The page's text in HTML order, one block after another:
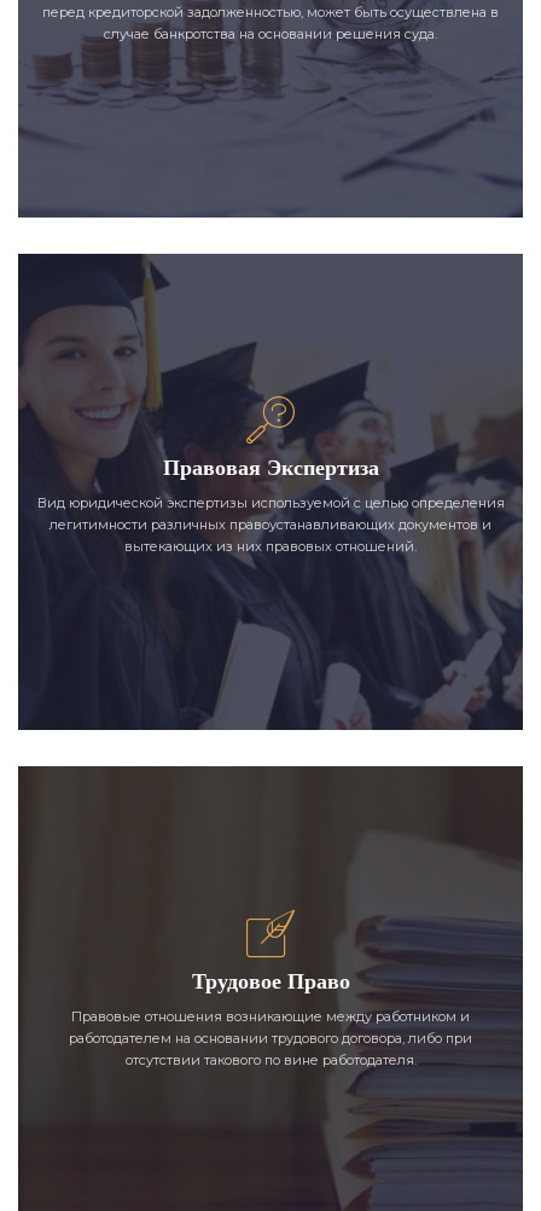
перед кредиторской задолженностью, может быть осуществлена в
случае банкротства на основании решения суда.
Правовая Экспертиза
Вид юридической экспертизы используемой с целью определения
легитимности различных правоустанавливающих документов и
вытекающих из них правовых отношений.
Трудовое Право
Правовые отношения возникающие между работником и
работодателем на основании трудового договора, либо при
отсутствии такового по вине работодателя.